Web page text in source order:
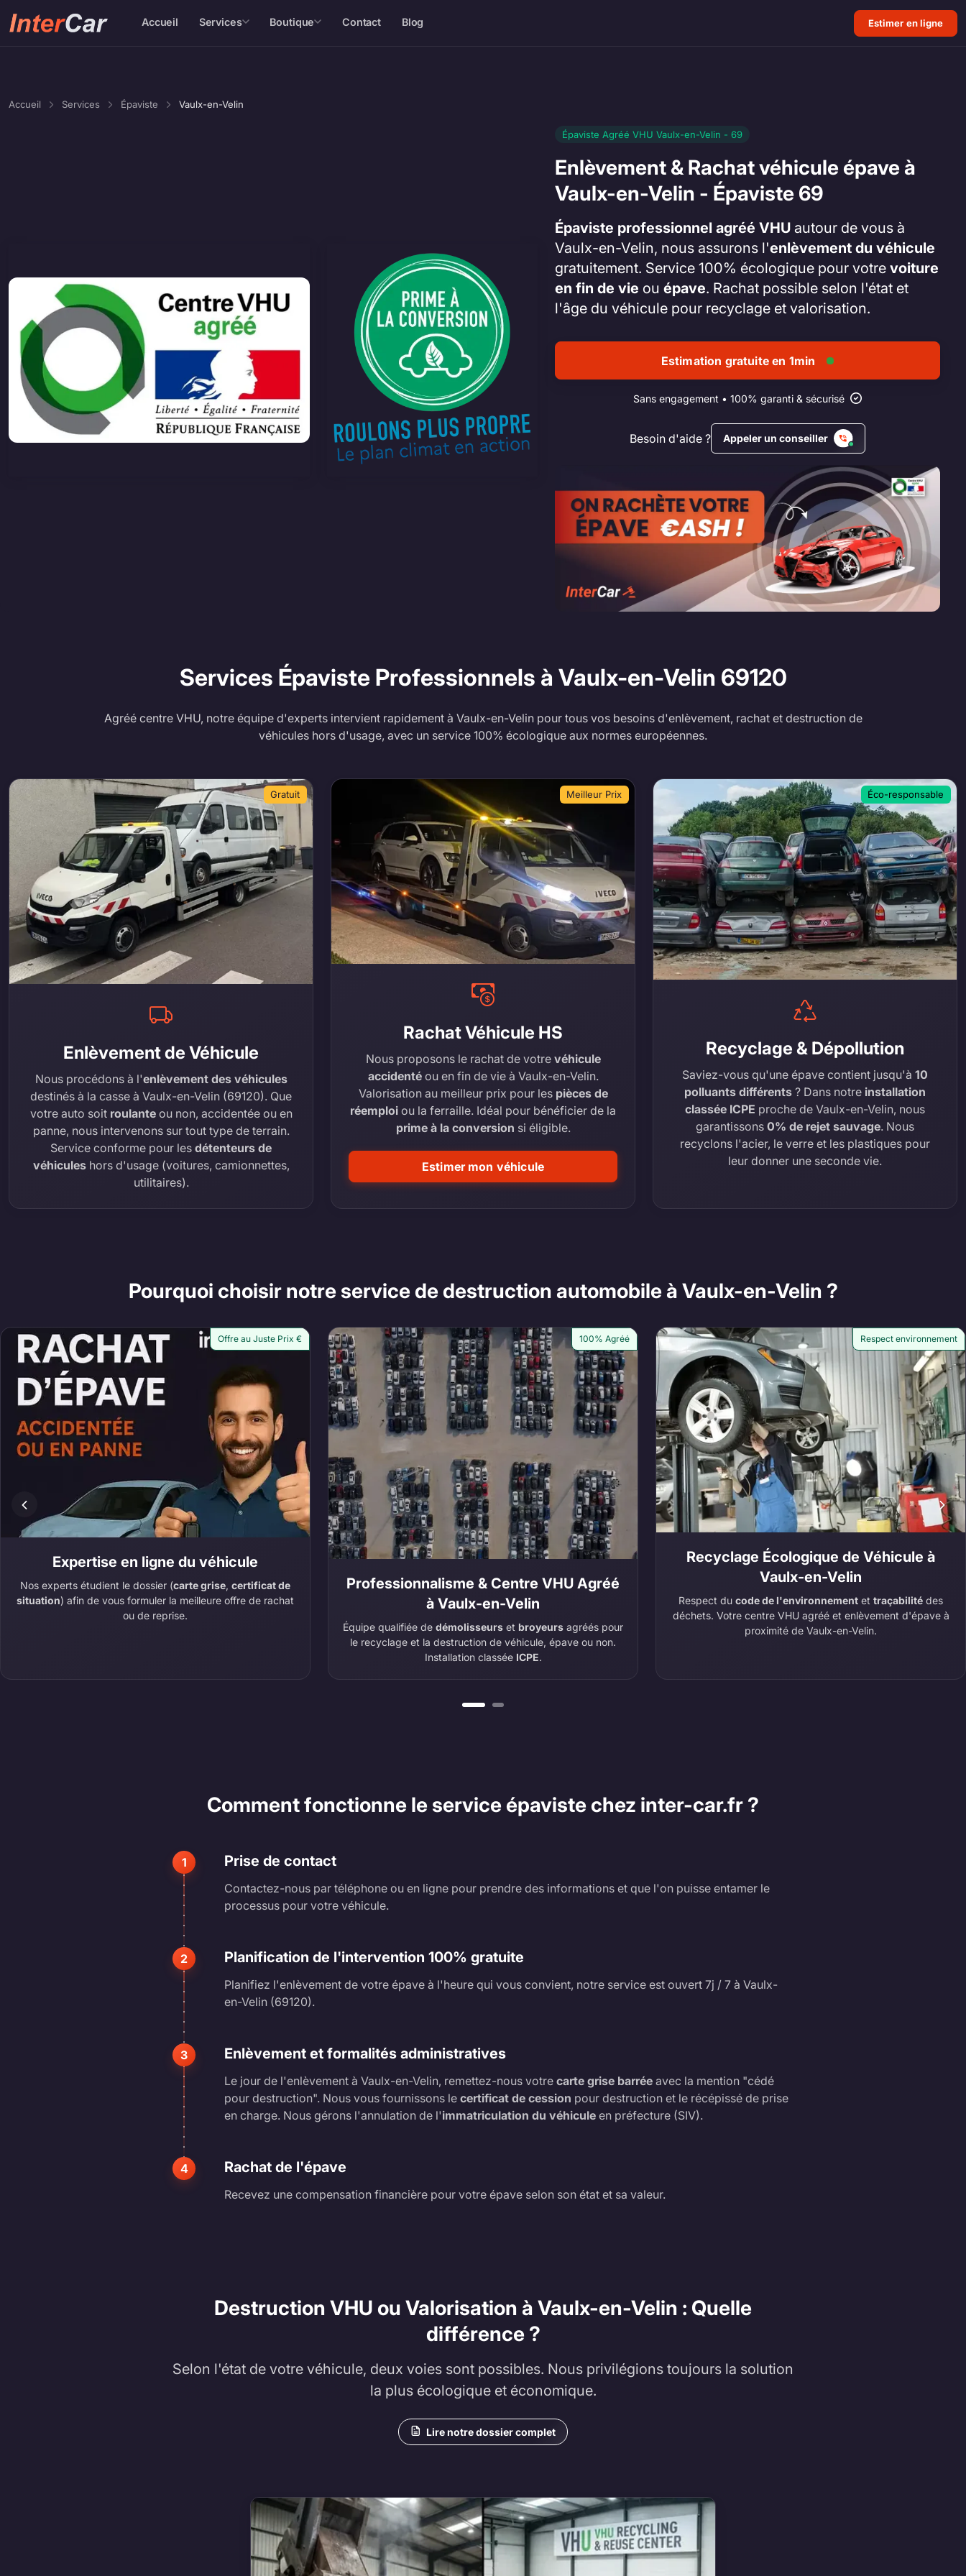
Accueil Services Boutique Contact Blog Estimer en ligne
Accueil Services Épaviste Vaulx-en-Velin
Épaviste Agréé VHU Vaulx-en-Velin - 69
Enlèvement & Rachat véhicule épave à
Vaulx-en-Velin - Épaviste 69
Épaviste professionnel agréé VHU autour de vous à
Vaulx-en-Velin, nous assurons l'enlèvement du véhicule
gratuitement. Service 100% écologique pour votre voiture
en fin de vie ou épave. Rachat possible selon l'état et
l'âge du véhicule pour recyclage et valorisation.
Estimation gratuite en 1min
Sans engagement • 100% garanti & sécurisé
Besoin d'aide ? Appeler un conseiller
Services Épaviste Professionnels à Vaulx-en-Velin 69120
Agréé centre VHU, notre équipe d'experts intervient rapidement à Vaulx-en-Velin pour tous vos besoins d'enlèvement, rachat et destruction de
véhicules hors d'usage, avec un service 100% écologique aux normes européennes.
Gratuit
Enlèvement de Véhicule
Nous procédons à l'enlèvement des véhicules
destinés à la casse à Vaulx-en-Velin (69120). Que
votre auto soit roulanteou non, accidentée ou en
panne, nous intervenons sur tout type de terrain.
Service conforme pour les détenteurs de
véhiculeshors d'usage (voitures, camionnettes,
utilitaires).
Meilleur Prix
Rachat Véhicule HS
Nous proposons le rachat de votre véhicule
accidentéou en fin de vie à Vaulx-en-Velin.
Valorisation au meilleur prix pour les pièces de
réemploi ou la ferraille. Idéal pour bénéficier de la
prime à la conversion si éligible.
Estimer mon véhicule
Éco-responsable
Recyclage & Dépollution
Saviez-vous qu'une épave contient jusqu'à 10
polluants différents ? Dans notre installation
classée ICPE proche de Vaulx-en-Velin, nous
garantissons 0% de rejet sauvage. Nous
recyclons l'acier, le verre et les plastiques pour
leur donner une seconde vie.
Pourquoi choisir notre service de destruction automobile à Vaulx-en-Velin ?
Offre au Juste Prix €
Expertise en ligne du véhicule
Nos experts étudient le dossier (carte grise,certificat de
situation) afin de vous formuler la meilleure offre de rachat
ou de reprise.
100% Agréé
Professionnalisme & Centre VHU Agréé
à Vaulx-en-Velin
Équipe qualifiée dedémolisseurs et broyeurs agréés pour
le recyclage et la destruction de véhicule, épave ou non.
Installation classée ICPE.
Respect environnement
Recyclage Écologique de Véhicule à
Vaulx-en-Velin
Respect ducode de l'environnement ettraçabilité des
déchets. Votre centre VHU agréé et enlèvement d'épave à
proximité de Vaulx-en-Velin.
Comment fonctionne le service épaviste chez inter-car.fr ?
1 Prise de contact
Contactez-nous par téléphone ou en ligne pour prendre des informations et que l'on puisse entamer le
processus pour votre véhicule.
2 Planification de l'intervention 100% gratuite
Planifiez l'enlèvement de votre épave à l'heure qui vous convient, notre service est ouvert 7j / 7 à Vaulx-
en-Velin (69120).
3 Enlèvement et formalités administratives
Le jour de l'enlèvement à Vaulx-en-Velin, remettez-nous votre carte grise barrée avec la mention "cédé
pour destruction". Nous vous fournissons le certificat de cession pour destruction et le récépissé de prise
en charge. Nous gérons l'annulation de l'immatriculation du véhicule en préfecture (SIV).
4 Rachat de l'épave
Recevez une compensation financière pour votre épave selon son état et sa valeur.
Destruction VHU ou Valorisation à Vaulx-en-Velin : Quelle
différence ?
Selon l'état de votre véhicule, deux voies sont possibles. Nous privilégions toujours la solution
la plus écologique et économique.
Lire notre dossier complet